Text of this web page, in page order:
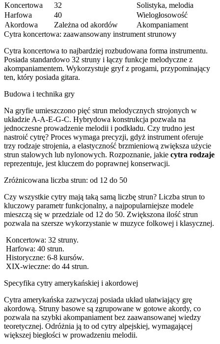
Koncertowa
32
Solistyka, melodia
Harfowa
40
Wielogłosowość
Akordowa
Zależna od akordów
Akompaniament
Cytra koncertowa: zaawansowany instrument strunowy
Cytra koncertowa to najbardziej rozbudowana forma instrumentu.
Posiada standardowo 32 struny i łączy funkcje melodyczne z
akompaniamentem. Wykorzystuje gryf z progami, przypominający
ten, który posiada gitara.
Budowa i technika gry
Na gryfie umieszczono pięć strun melodycznych strojonych w
układzie A-A-E-G-C. Hybrydowa konstrukcja pozwala na
jednoczesne prowadzenie melodii i podkładu. Czy trudno jest
nastroić cytrę? Proces wymaga precyzji, gdyż instrument oferuje
trzy rodzaje strojenia, a elastyczność brzmieniową zwiększa użycie
strun stalowych lub nylonowych. Rozpoznanie, jakie cytra rodzaje
reprezentuje, jest kluczem do poprawnej konserwacji.
Zróżnicowana liczba strun: od 12 do 50
Czy wszystkie cytry mają taką samą liczbę strun? Liczba strun to
kluczowy parametr funkcjonalny, a najpopularniejsze modele
mieszczą się w przedziale od 12 do 50. Zwiększona ilość strun
pozwala na szersze wykorzystanie w muzyce folkowej i klasycznej.
Koncertowa: 32 struny.
Harfowa: 40 strun.
Historyczne: 6-8 kursów.
XIX-wieczne: do 44 strun.
Specyfika cytry amerykańskiej i akordowej
Cytra amerykańska zazwyczaj posiada układ ułatwiający grę
akordową. Struny basowe są zgrupowane w gotowe akordy, co
pozwala na szybki akompaniament bez zaawansowanej wiedzy
teoretycznej. Odróżnia ją to od cytry alpejskiej, wymagającej
większej biegłości w prowadzeniu melodii.